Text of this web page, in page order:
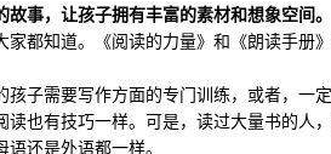
事，让孩子拥有丰富的素材和想象空间。
知道。《阅读的力量》和《朗读手册
需要写作方面的专门训练，或者，一定
有技巧一样。可是，读过大量书的人，
还是外语都一样。